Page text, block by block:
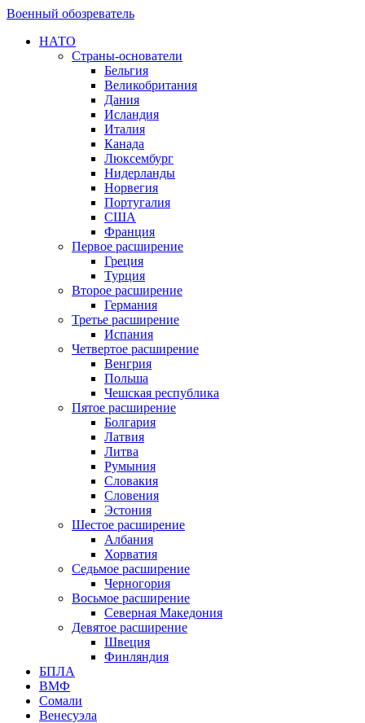
Военный обозреватель
НАТО
Страны-основатели
Бельгия
Великобритания
Дания
Исландия
Италия
Канада
Люксембург
Нидерланды
Норвегия
Португалия
США
Франция
Первое расширение
Греция
Турция
Второе расширение
Германия
Третье расширение
Испания
Четвертое расширение
Венгрия
Польша
Чешская республика
Пятое расширение
Болгария
Латвия
Литва
Румыния
Словакия
Словения
Эстония
Шестое расширение
Албания
Хорватия
Седьмое расширение
Черногория
Восьмое расширение
Северная Македония
Девятое расширение
Швеция
Финляндия
БПЛА
ВМФ
Сомали
Венесуэла